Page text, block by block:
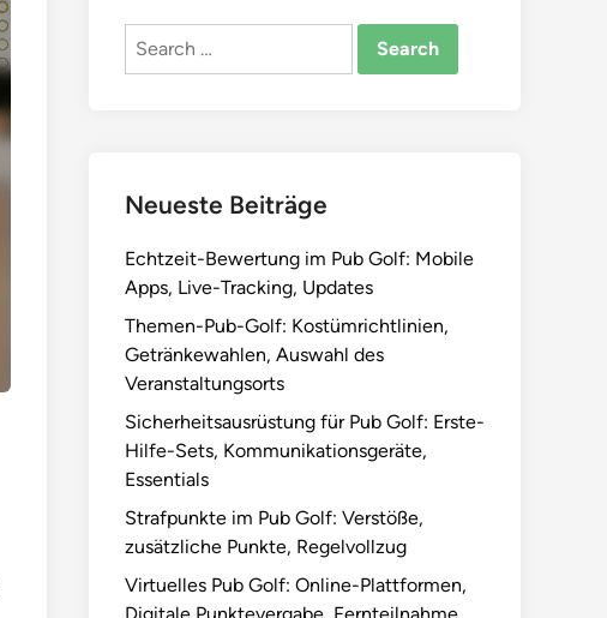
Search
Neueste Beiträge
Echtzeit-Bewertung im Pub Golf: Mobile
Apps, Live-Tracking, Updates
Themen-Pub-Golf: Kostümrichtlinien,
Getränkewahlen, Auswahl des
Veranstaltungsorts
Sicherheitsausrüstung für Pub Golf: Erste-
Hilfe-Sets, Kommunikationsgeräte,
Essentials
Strafpunkte im Pub Golf: Verstöße,
zusätzliche Punkte, Regelvollzug
Virtuelles Pub Golf: Online-Plattformen,